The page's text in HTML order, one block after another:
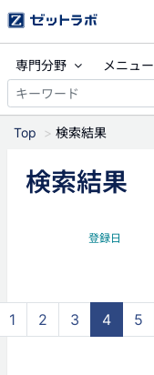
専門分野 メニュー
Top 検索結果
検索結果
登録日
1 2 3 4 5